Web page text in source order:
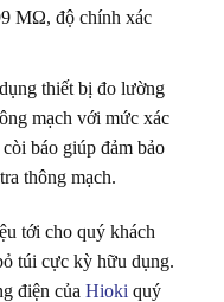
MΩ, độ chính xác
thiết bị đo lường
mạch với mức xác
báo giúp đảm bảo
thông mạch.
tới cho quý khách
túi cực kỳ hữu dụng.
điện của Hioki quý